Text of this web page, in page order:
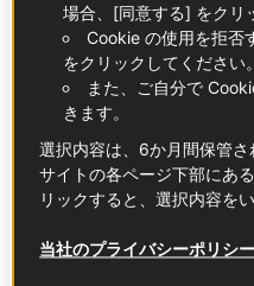
ツール・ド・フランス
イド
トレンド
場合、[同意する] をクリ
Cookie の使用を拒否
をクリックしてください。
また、ご自分で
きます。
選択内容は、6か月間保管さ
サイトの各ページ下部にあ
リックすると、選択内容を
当社のプライバシーポリシ